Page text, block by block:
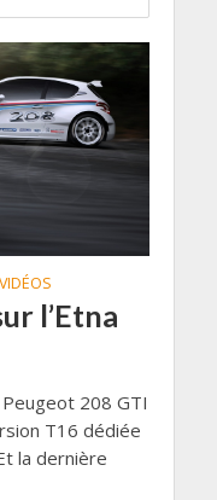
VIDÉOS
l’Etna
208 GTI
T16 dédiée
la dernière